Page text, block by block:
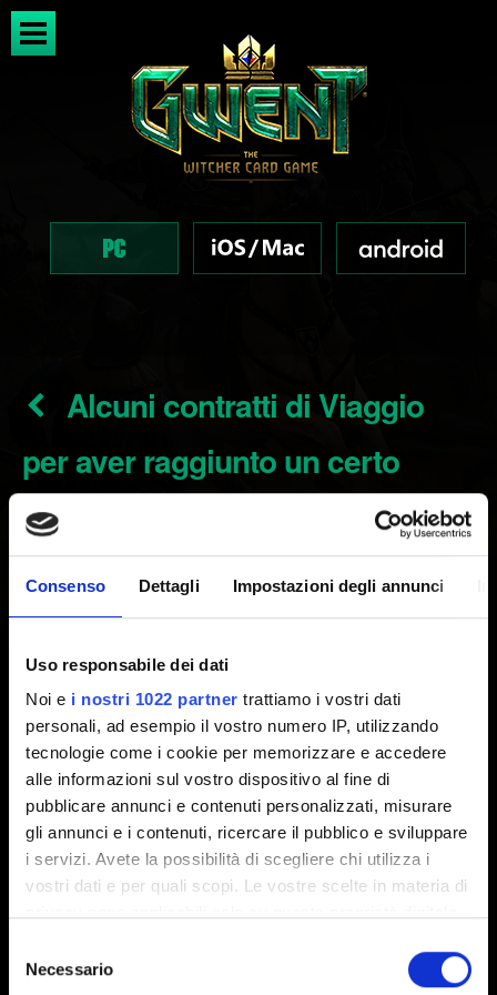
Consenso Dettagli Impostazioni degli annunci
Uso responsabile dei dati
Noi e i nostri 1022 partner trattiamo i vostri dati
personali, ad esempio il vostro numero IP, utilizzando
tecnologie come i cookie per memorizzare e accedere
alle informazioni sul vostro dispositivo al fine di
pubblicare annunci e contenuti personalizzati, misurare
gli annunci e i contenuti, ricercare il pubblico e sviluppare
i servizi. Avete la possibilità di scegliere chi utilizza i
vostri dati e per quali scopi. Le vostre scelte in materia di
modificare o revocare il proprio consenso in qualsiasi
delNecessario
Alcuni contratti di Viaggio
per aver raggiunto un certo
livello risultano non completati
Creato 3 anni fa Aggiornato 2 anni fa
livello appropriato non è stato completato, prova a salire
di livello in quel Viaggio per attivare il completamento del
contratto.
Serve aiuto?
Accedi con il tuo account GOG.COM e